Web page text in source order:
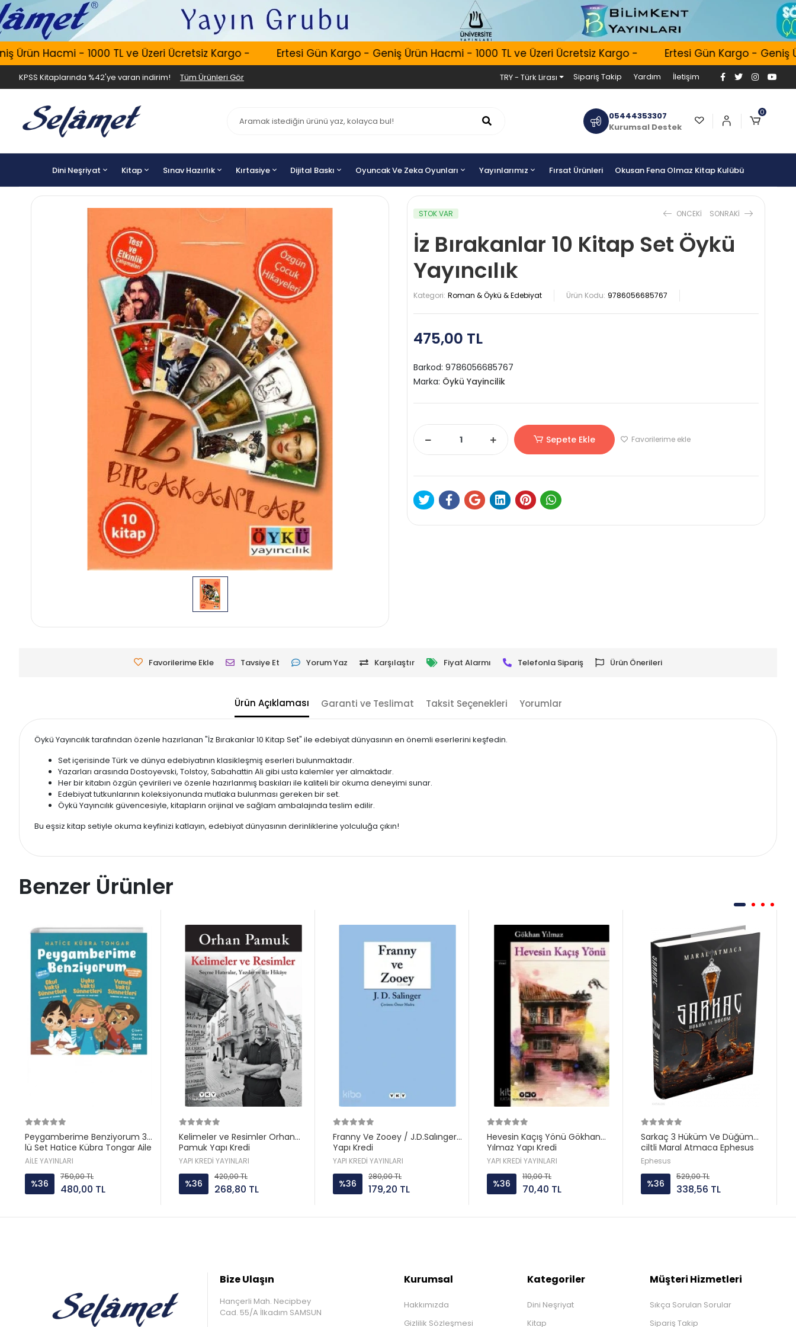
Hacmi - 1000 TL ve Üzeri Ücretsiz Kargo - Ertesi Gün Kargo - Geniş Ürün Hacmi - 1000 TL ve Üzeri Ücretsiz Kargo - Ertesi Gün Kargo - Geniş
KPSS Kitaplarında %42'ye varan indirim! Tüm Ürünleri Gör TRY - Türk Lirası Sipariş Takip Yardım İletişim
05444353307
Kurumsal Destek
0
Dini Neşriyat Kitap Sınav Hazırlık Kırtasiye Dijital Baskı Oyuncak Ve Zeka Oyunları Yayınlarımız Fırsat Ürünleri Okusan Fena Olmaz Kitap Kulübü
STOK VAR ONCEKI SONRAKI
İz Bırakanlar 10 Kitap Set Öykü
Yayıncılık
Kategori: Roman & Öykü & Edebiyat Ürün Kodu: 9786056685767
475,00 TL
Barkod: 9786056685767
Marka: Öykü Yayincilik
Sepete Ekle Favorilerime ekle
Favorilerime Ekle Tavsiye Et Yorum Yaz Karşılaştır Fiyat Alarmı Telefonla Sipariş Ürün Önerileri
Ürün Açıklaması Garanti ve Teslimat Taksit Seçenekleri Yorumlar
Öykü Yayıncılık tarafından özenle hazırlanan "İz Bırakanlar 10 Kitap Set" ile edebiyat dünyasının en önemli eserlerini keşfedin.
Set içerisinde Türk ve dünya edebiyatının klasikleşmiş eserleri bulunmaktadır.
Yazarları arasında Dostoyevski, Tolstoy, Sabahattin Ali gibi usta kalemler yer almaktadır.
Her bir kitabın özgün çevirileri ve özenle hazırlanmış baskıları ile kaliteli bir okuma deneyimi sunar.
Edebiyat tutkunlarının koleksiyonunda mutlaka bulunması gereken bir set.
Öykü Yayıncılık güvencesiyle, kitapların orijinal ve sağlam ambalajında teslim edilir.
Bu eşsiz kitap setiyle okuma keyfinizi katlayın, edebiyat dünyasının derinliklerine yolculuğa çıkın!
Benzer Ürünler
Peygamberime Benziyorum 3
lü Set Hatice Kübra Tongar Aile
Yayın
AİLE YAYINLARI
%36
750,00 TL
480,00 TL
Kelimeler ve Resimler Orhan
Pamuk Yapı Kredi
YAPI KREDİ YAYINLARI
%36
420,00 TL
268,80 TL
Franny Ve Zooey / J.D.Salınger
Yapı Kredi
YAPI KREDİ YAYINLARI
%36
280,00 TL
179,20 TL
Hevesin Kaçış Yönü Gökhan
Yılmaz Yapı Kredi
YAPI KREDİ YAYINLARI
%36
110,00 TL
70,40 TL
Sarkaç 3 Hüküm Ve Düğüm
ciltli Maral Atmaca Ephesus
Ephesus
%36
529,00 TL
338,56 TL
Bize Ulaşın
Hançerli Mah. Necipbey
Cad. 55/A İlkadım SAMSUN
Kurumsal
Hakkımızda
Gizlilik Sözleşmesi
Kategoriler
Dini Neşriyat
Kitap
Müşteri Hizmetleri
Sıkça Sorulan Sorular
Sipariş Takip